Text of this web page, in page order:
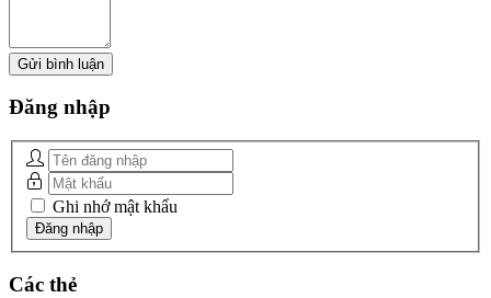
Đăng nhập
Ghi nhớ mật khẩu
Các thẻ